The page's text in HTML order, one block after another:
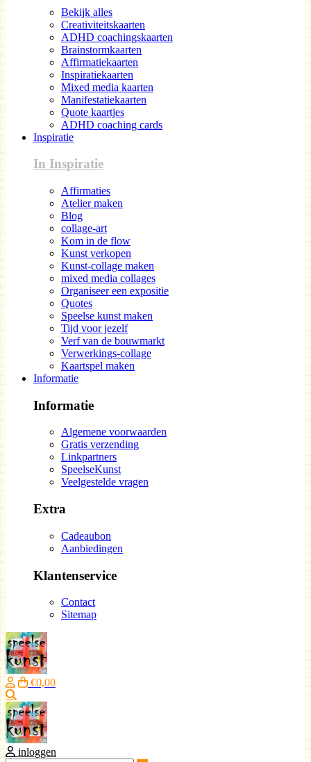
Bekijk alles
Creativiteitskaarten
ADHD coachingskaarten
Brainstormkaarten
Affirmatiekaarten
Inspiratiekaarten
Mixed media kaarten
Manifestatiekaarten
Quote kaartjes
ADHD coaching cards
Inspiratie
In Inspiratie
Affirmaties
Atelier maken
Blog
collage-art
Kom in de flow
Kunst verkopen
Kunst-collage maken
mixed media collages
Organiseer een expositie
Quotes
Speelse kunst maken
Tijd voor jezelf
Verf van de bouwmarkt
Verwerkings-collage
Kaartspel maken
Informatie
Informatie
Algemene voorwaarden
Gratis verzending
Linkpartners
SpeelseKunst
Veelgestelde vragen
Extra
Cadeaubon
Aanbiedingen
Klantenservice
Contact
Sitemap
€0,00
inloggen